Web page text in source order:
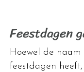
Feestdagen
Hoewel de naam
feestdagen